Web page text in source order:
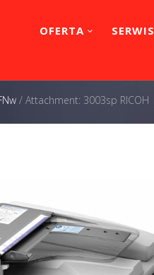
OFERTA SERWIS
/ Attachment: 3003sp RICOH